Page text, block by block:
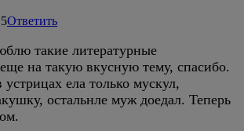
Ответить
такие литературные
на такую вкусную тему, спасибо.
ела только мускул,
остальнле муж доедал. Теперь